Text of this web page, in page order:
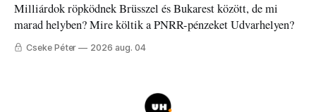
Milliárdok röpködnek Brüsszel és Bukarest között, de mi
marad helyben? Mire költik a PNRR-pénzeket Udvarhelyen?
Cseke Péter 2026 aug. 04